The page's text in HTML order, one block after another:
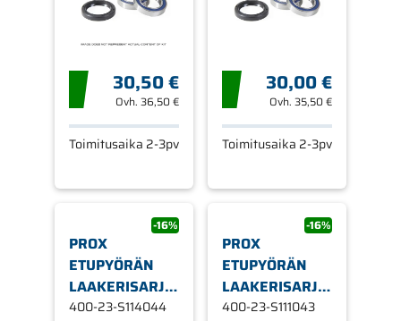
30,50 €
Ovh. 36,50 €
Toimitusaika 2-3pv
30,00 €
Ovh.35,50 €
Toimitusaika 2-3pv
-16%
PROX
ETUPYÖRÄN
LAAKERISARJA
KDX200/220 '
400-23-S114044
-16%
PROX
ETUPYÖRÄN
LAAKERISARJA
KTM50SX/ADVE
400-23-S111043